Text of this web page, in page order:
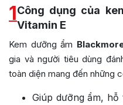
1Công dụng của
Vitamin E
Kem dưỡng ẩm
gia và người tiêu dùng
toàn diện mang đến những
Giúp dưỡng ẩm,